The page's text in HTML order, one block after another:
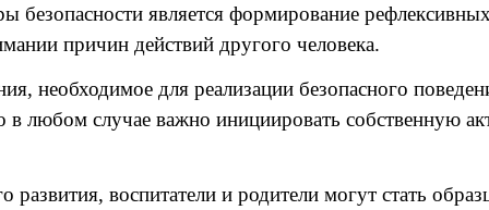
безопасности является формирование
причин действий другого человека.
необходимое для реализации безопасного
любом случае важно инициировать собственную
воспитатели и родители могут стать